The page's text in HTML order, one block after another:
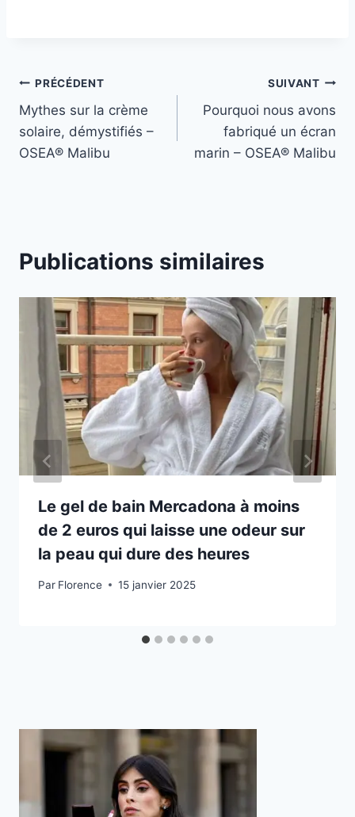
Navigation
de
l’article
PRÉCÉDENT
Mythes sur la crème
solaire, démystifiés –
OSEA® Malibu
SUIVANT
Pourquoi nous avons
fabriqué un écran
marin – OSEA® Malibu
Publications similaires
Le gel de bain Mercadona à moins
de 2 euros qui laisse une odeur sur
la peau qui dure des heures
Par Florence 15 janvier 2025